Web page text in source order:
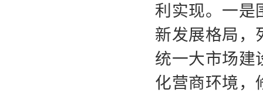
利实现。一是
新发展格局，
统一大市场建
化营商环境，